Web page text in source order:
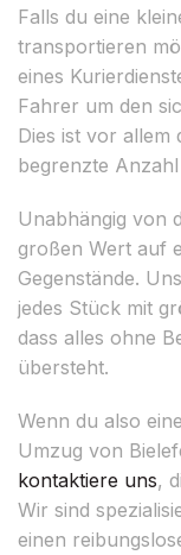
Falls du eine
transportieren
eines
Fahrer um den
Dies ist vor allem
begrenzte
Unabhängig von
großen Wert auf
Gegenstände.
jedes Stück mit
dass alles ohne
übersteht.
Wenn du also
Umzug von
kontaktiere uns,
Wir sind
einen